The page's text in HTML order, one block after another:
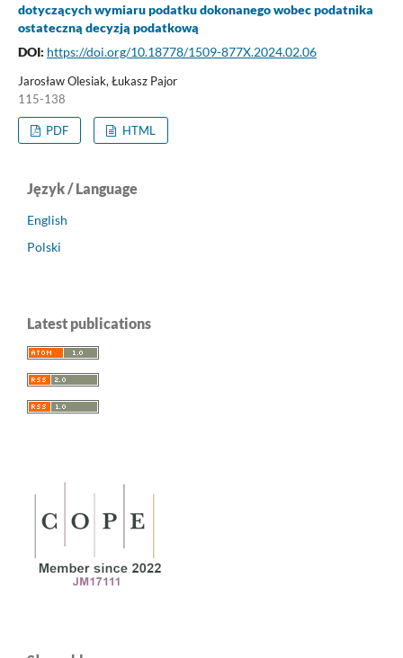
dotyczących wymiaru podatku dokonanego wobec podatnika
ostateczną decyzją podatkową
DOI: https://doi.org/10.18778/1509-877X.2024.02.06
Jarosław Olesiak, Łukasz Pajor
115-138
PDF HTML
Język / Language
English
Polski
Latest publications